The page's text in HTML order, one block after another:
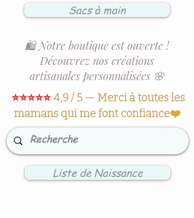
Sacs à main
🛍️ Notre boutique est ouverte !
Découvrez nos créations
artisanales personnalisées 🌸
⭐⭐⭐⭐⭐4,9 / 5 — Merci à toutes les
mamans qui me font confiance❤️
Liste de Naissance